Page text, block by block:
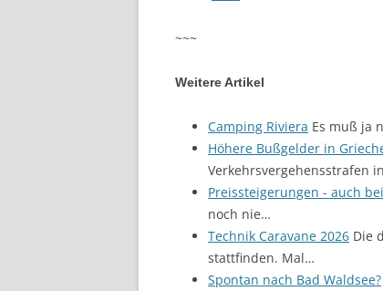
~~~
Weitere Artikel
Camping Riviera Es muß ja
Höhere Bußgelder in
Verkehrsvergehensstrafen
Preissteigerungen - auch
noch nie…
Technik Caravane 2026 Die
stattfinden. Mal…
Spontan nach Bad Waldsee?